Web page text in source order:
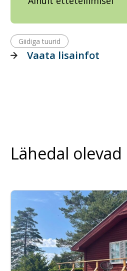
Giidiga tuurid
Vaata lisainfot
Lähedal